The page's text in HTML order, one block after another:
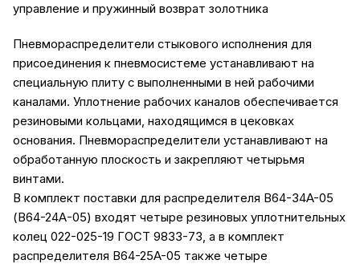
управление и пружинный возврат золотника
Пневмораспределители стыкового исполнения для
присоединения к пневмосистеме устанавливают на
специальную плиту с выполненными в ней рабочими
каналами. Уплотнение рабочих каналов обеспечивается
резиновыми кольцами, находящимся в цековках
основания. Пневмораспределители устанавливают на
обработанную плоскость и закрепляют четырьмя
винтами.
В комплект поставки для распределителя B64-34A-05
(В64-24А-05) входят четыре резиновых уплотнительных
колец 022-025-19 ГОСТ 9833-73, а в комплект
распределителя B64-25A-05 также четыре